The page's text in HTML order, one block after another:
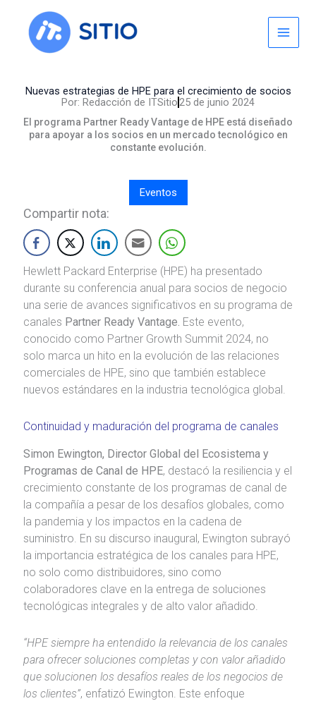
content
Nuevas estrategias de HPE para el crecimiento de socios
Por: Redacción de ITSitio25 de junio 2024
El programa Partner Ready Vantage de HPE está diseñado
para apoyar a los socios en un mercado tecnológico en
constante evolución.
Eventos
Compartir nota:
Hewlett Packard Enterprise (HPE) ha presentado
durante su conferencia anual para socios de negocio
una serie de avances significativos en su programa de
canales Partner Ready Vantage. Este evento,
conocido como Partner Growth Summit 2024, no
solo marca un hito en la evolución de las relaciones
comerciales de HPE, sino que también establece
nuevos estándares en la industria tecnológica global.
Continuidad y maduración del programa de canales
Simon Ewington, Director Global del Ecosistema y
Programas de Canal de HPE, destacó la resiliencia y el
crecimiento constante de los programas de canal de
la compañía a pesar de los desafíos globales, como
la pandemia y los impactos en la cadena de
suministro. En su discurso inaugural, Ewington subrayó
la importancia estratégica de los canales para HPE,
no solo como distribuidores, sino como
colaboradores clave en la entrega de soluciones
tecnológicas integrales y de alto valor añadido.
“HPE siempre ha entendido la relevancia de los canales
para ofrecer soluciones completas y con valor añadido
que solucionen los desafíos reales de los negocios de
los clientes”, enfatizó Ewington. Este enfoque